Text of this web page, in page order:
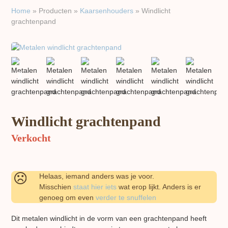
Home » Producten » Kaarsen​houders »Windlicht
grachtenpand
previous
slide
next
slide
Windlicht grachtenpand
Verkocht
Helaas, iemand anders was je voor.
Misschienstaat hier iets wat erop lijkt. Anders is er
genoeg om evenverder te snuffelen
Dit metalen windlicht in de vorm van een grachtenpand heeft